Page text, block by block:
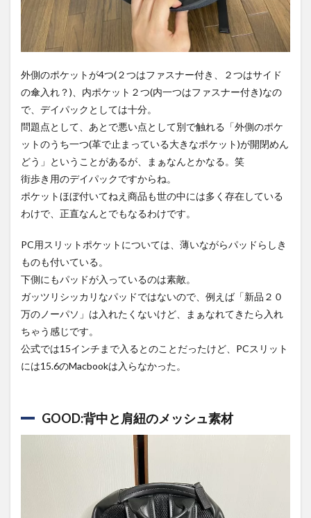
外側のポケットが4つ(２つはファスナー付き、２つはサイド
の傘入れ？)、内ポケット２つ(内一つはファスナー付き)なの
で、デイパックとしては十分。
問題点として、あとで悪い点として別で触れる「外側のポケ
ットのうち一つ(革で止まっている大きなポケット)が開閉めん
どう」ということがあるが、まぁなんとかなる。笑
街歩き用のデイパックですからね。
ポケットほぼ付いてねえ商品も世の中には多く存在している
わけで、正直なんとでもなるわけです。
PC用スリットポケットについては、薄いながらパッドらしき
ものも付いている。
下側にもパッドが入っているのは素敵。
ガッツリシッカリなパッドではないので、例えば「新品２０
万のノーパソ」は入れたくないけど、まぁなれてきたら入れ
ちゃう感じです。
公式では15インチまで入るとのことだったけど、PCスリット
には15.6のMacbookは入らなかった。
GOOD:背中と肩紐のメッシュ素材